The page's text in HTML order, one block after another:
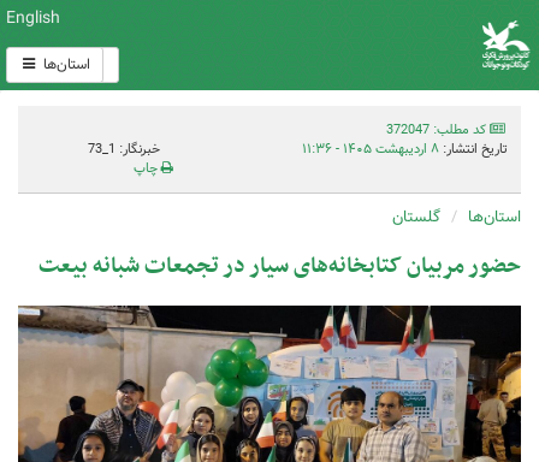
English
استان‌ها
کد مطلب: 372047
تاریخ انتشار: ۸ اردیبهشت ۱۴۰۵ - ۱۱:۳۶
خبرنگار: 1_73
چاپ
استان‌ها گلستان
حضور مربیان کتابخانه‌های سیار در تجمعات شبانه بیعت